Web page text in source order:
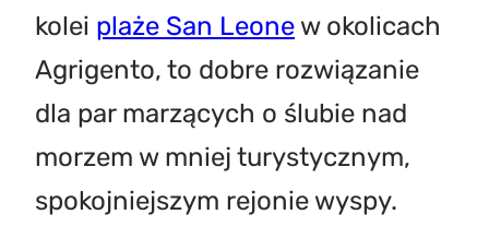
kolei plaże San Leone w okolicach
Agrigento, to dobre rozwiązanie
dla par marzących o ślubie nad
morzem w mniej turystycznym,
spokojniejszym rejonie wyspy.